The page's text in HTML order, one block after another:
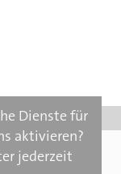
Dienste für
aktivieren?
jederzeit